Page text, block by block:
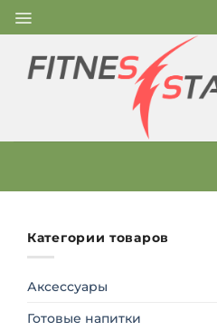
Skip
Категории товаров
Аксессуары
Готовые напитки